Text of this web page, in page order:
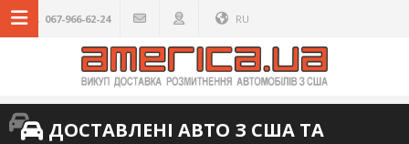
067-966-62-24 RU
ДОСТАВЛЕНІ АВТО З США ТА